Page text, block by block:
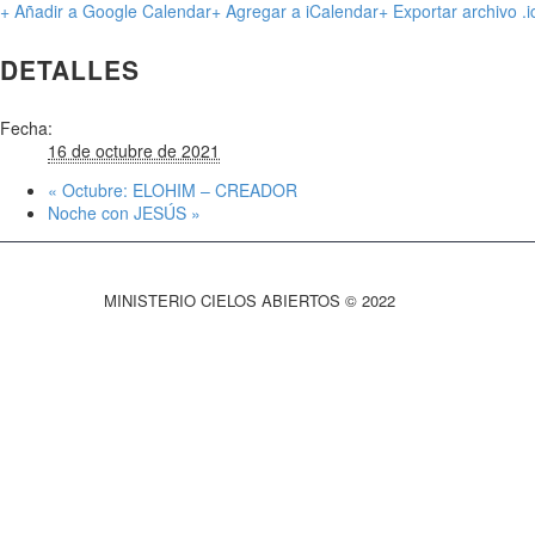
+ Añadir a Google Calendar+ Agregar a iCalendar+ Exportar archivo
DETALLES
Fecha:
16 de octubre de 2021
« Octubre: ELOHIM – CREADOR
Noche con JESÚS »
MINISTERIO CIELOS ABIERTOS © 2022